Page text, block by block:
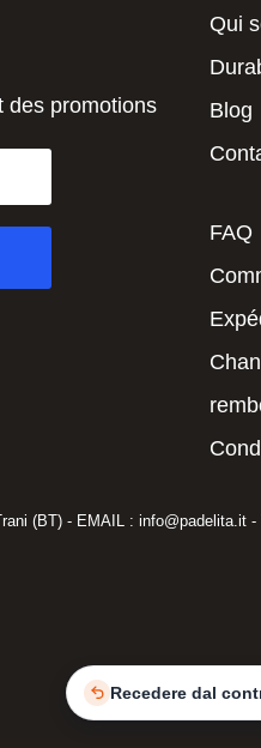
des promotions
Qui
Blog
FAQ
(BT) - EMAIL : info@padelita.it
Recedere dal